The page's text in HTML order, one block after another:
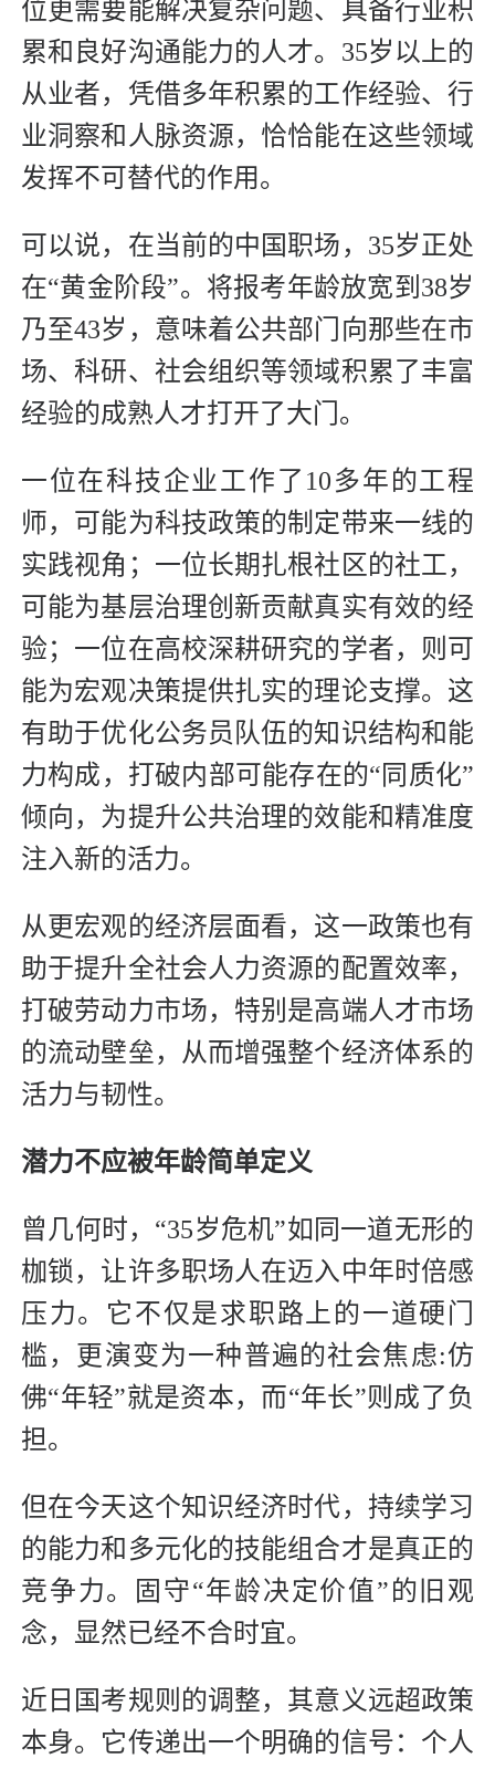
位更需要能解决复杂问题、具备行业积
累和良好沟通能力的人才。35岁以上的
从业者，凭借多年积累的工作经验、行
业洞察和人脉资源，恰恰能在这些领域
发挥不可替代的作用。
可以说，在当前的中国职场，35岁正处
在“黄金阶段”。将报考年龄放宽到38岁
乃至43岁，意味着公共部门向那些在市
场、科研、社会组织等领域积累了丰富
经验的成熟人才打开了大门。
一位在科技企业工作了10多年的工程
师，可能为科技政策的制定带来一线的
实践视角；一位长期扎根社区的社工，
可能为基层治理创新贡献真实有效的经
验；一位在高校深耕研究的学者，则可
能为宏观决策提供扎实的理论支撑。这
有助于优化公务员队伍的知识结构和能
力构成，打破内部可能存在的“同质化”
倾向，为提升公共治理的效能和精准度
注入新的活力。
从更宏观的经济层面看，这一政策也有
助于提升全社会人力资源的配置效率，
打破劳动力市场，特别是高端人才市场
的流动壁垒，从而增强整个经济体系的
活力与韧性。
潜力不应被年龄简单定义
曾几何时，“35岁危机”如同一道无形的
枷锁，让许多职场人在迈入中年时倍感
压力。它不仅是求职路上的一道硬门
槛，更演变为一种普遍的社会焦虑:仿
佛“年轻”就是资本，而“年长”则成了负
担。
但在今天这个知识经济时代，持续学习
的能力和多元化的技能组合才是真正的
竞争力。固守“年龄决定价值”的旧观
念，显然已经不合时宜。
近日国考规则的调整，其意义远超政策
本身。它传递出一个明确的信号：个人